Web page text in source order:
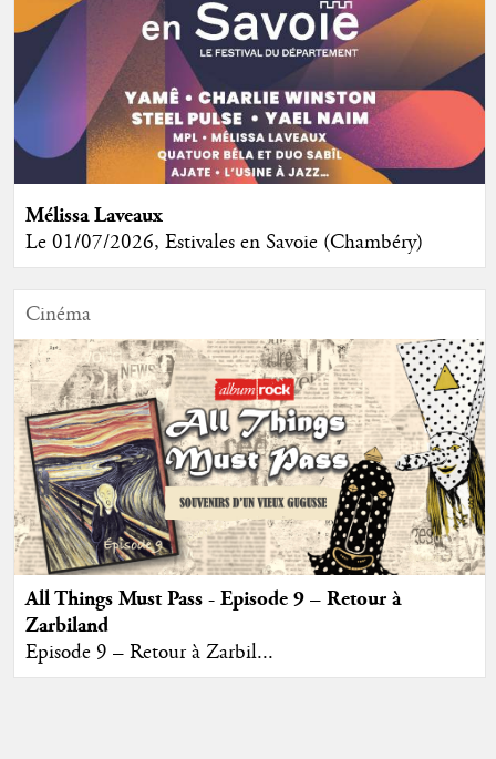
Mélissa Laveaux
Le 01/07/2026, Estivales en Savoie (Chambéry)
Cinéma
All Things Must Pass - Episode 9 – Retour à
Zarbiland
Episode 9 – Retour à Zarbil...